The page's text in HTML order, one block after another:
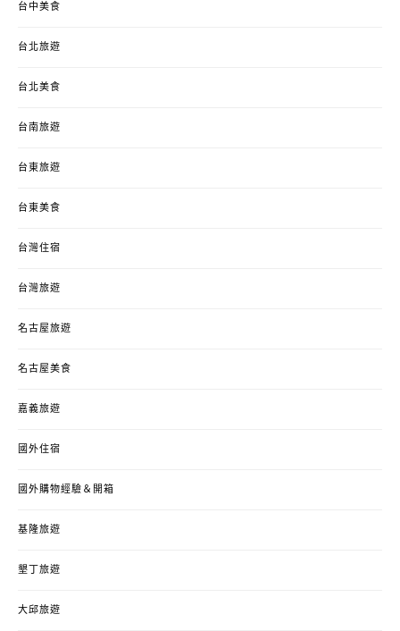
台中美食
台北旅遊
台北美食
台南旅遊
台東旅遊
台東美食
台灣住宿
台灣旅遊
名古屋旅遊
名古屋美食
嘉義旅遊
國外住宿
國外購物經驗＆開箱
基隆旅遊
墾丁旅遊
大邱旅遊